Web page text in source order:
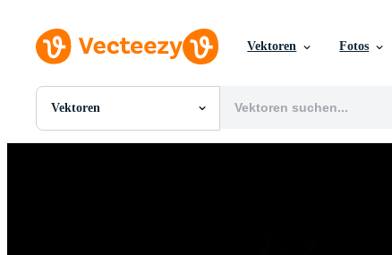
Vektoren Fotos
Vektoren
Alle Bilder